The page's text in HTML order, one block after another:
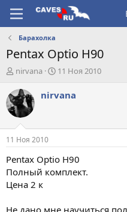
Барахолка
Pentax Optio H90
А
т
о
р
т
е
м
ы
nirvana
Д
т
а
л
11 Ноя 2010
nirvana
11 Ноя 2010
Pentax Optio H90
Полный комплект.
Цена 2 к
Не дано мне научиться